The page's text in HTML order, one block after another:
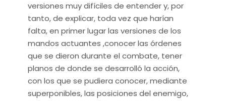
versiones muy difíciles de entender y, por
tanto, de explicar, toda vez que harían
falta, en primer lugar las versiones de los
mandos actuantes ,conocer las órdenes
que se dieron durante el combate, tener
planos de donde se desarrolló la acción,
con los que se pudiera conocer, mediante
superponibles, las posiciones del enemigo,